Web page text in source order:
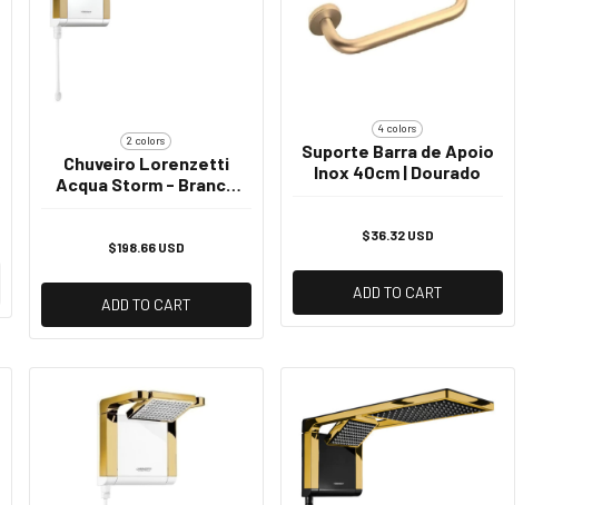
2 colors
Chuveiro Lorenzetti
Acqua Storm - Branco
$198.66 USD
ADD TO CART
4 colors
Suporte Barra de Apoio
Inox 40cm | Dourado
$36.32 USD
ADD TO CART